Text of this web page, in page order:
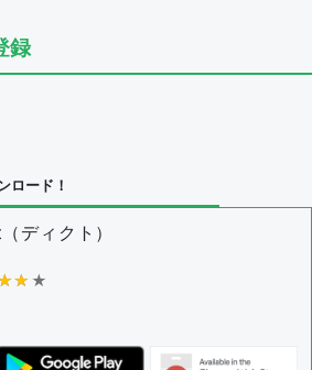
を持つユーザー -
査する
票権限を持つユーザー -
票数 -
を持つユーザー -すべてのユーザー
票権限を持つユーザー -
票数 -
録
ロード！
ディクト）